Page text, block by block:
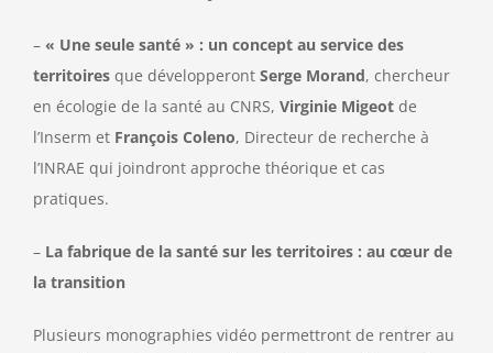
– « Une seule santé » : un concept au service des
territoires que développeront Serge Morand, chercheur
en écologie de la santé au CNRS, Virginie Migeot de
l’Inserm et François Coleno, Directeur de recherche à
l’INRAE qui joindront approche théorique et cas
pratiques.
– La fabrique de la santé sur les territoires : au cœur de
la transition
Plusieurs monographies vidéo permettront de rentrer au